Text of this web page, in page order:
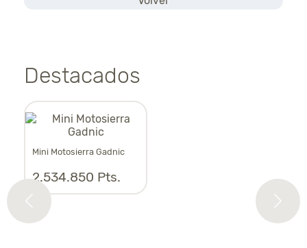
Destacados
Mini Motosierra Gadnic
2.534.850 Pts.